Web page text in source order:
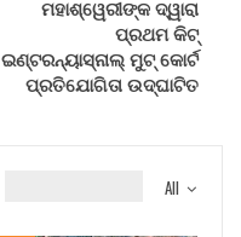
ମହାଶ୍ୱେରୀଙ୍କ ଦ୍ୱାରା
ପ୍ରଥମ କିଟ୍‍
ଇଣ୍ଟରନ୍ୟାସ୍‍ନାଲ୍‍ ମୁଟ୍‍ କୋର୍ଟ
ପ୍ରତିଯୋଗିତା ଉଦ୍‍ଘାଟିତ
All